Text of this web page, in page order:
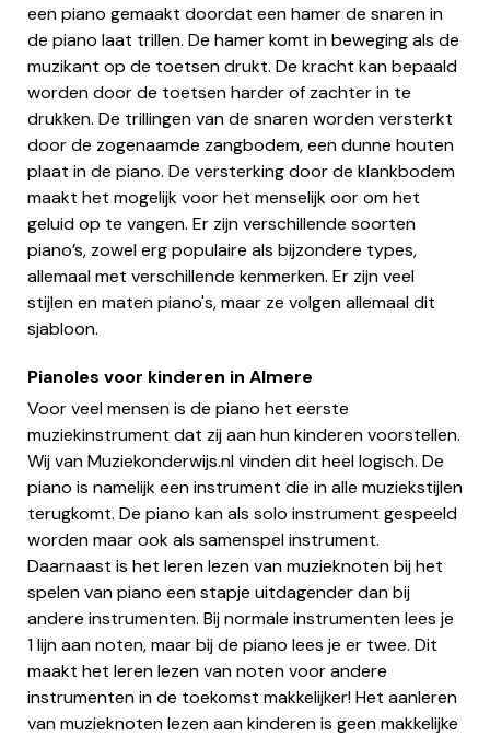
een piano gemaakt doordat een hamer de snaren in
de piano laat trillen. De hamer komt in beweging als de
muzikant op de toetsen drukt. De kracht kan bepaald
worden door de toetsen harder of zachter in te
drukken. De trillingen van de snaren worden versterkt
door de zogenaamde zangbodem, een dunne houten
plaat in de piano. De versterking door de klankbodem
maakt het mogelijk voor het menselijk oor om het
geluid op te vangen. Er zijn verschillende soorten
piano’s, zowel erg populaire als bijzondere types,
allemaal met verschillende kenmerken. Er zijn veel
stijlen en maten piano's, maar ze volgen allemaal dit
sjabloon.
Pianoles voor kinderen in Almere
Voor veel mensen is de piano het eerste
muziekinstrument dat zij aan hun kinderen voorstellen.
Wij van Muziekonderwijs.nl vinden dit heel logisch. De
piano is namelijk een instrument die in alle muziekstijlen
terugkomt. De piano kan als solo instrument gespeeld
worden maar ook als samenspel instrument.
Daarnaast is het leren lezen van muzieknoten bij het
spelen van piano een stapje uitdagender dan bij
andere instrumenten. Bij normale instrumenten lees je
1 lijn aan noten, maar bij de piano lees je er twee. Dit
maakt het leren lezen van noten voor andere
instrumenten in de toekomst makkelijker! Het aanleren
van muzieknoten lezen aan kinderen is geen makkelijke